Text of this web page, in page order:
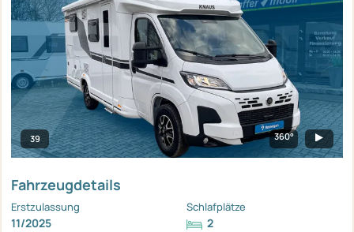
39 360°
Fahrzeugdetails
Erstzulassung
11/2025
Schlafplätze
2